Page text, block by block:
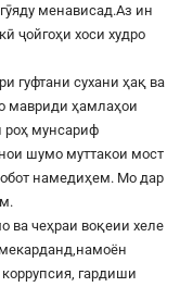
менависад.Аз ин
ҷойгоҳи хоси худро
гуфтани сухани ҳақ ва
мавриди ҳамлаҳои
роҳ мунсариф
шумо муттакои мост
намедиҳем. Мо дар
ва чеҳраи воқеии хеле
гардиши